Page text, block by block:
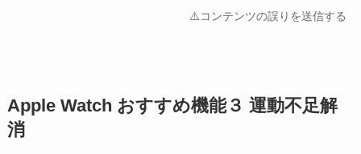
⚠️コンテンツの誤りを送信する
Apple Watch おすすめ機能３ 運動不足解
消